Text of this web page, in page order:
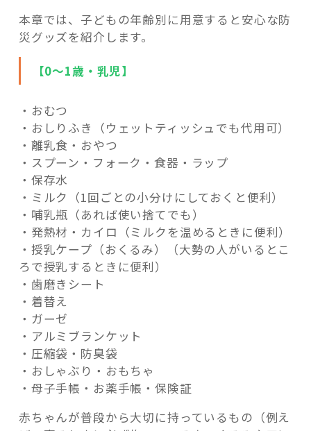
本章では、子どもの年齢別に用意すると安心な防
災グッズを紹介します。
【0～1歳・乳児】
・おむつ
・おしりふき（ウェットティッシュでも代用可）
・離乳食・おやつ
・スプーン・フォーク・食器・ラップ
・保存水
・ミルク（1回ごとの小分けにしておくと便利）
・哺乳瓶（あれば使い捨てでも）
・発熱材・カイロ（ミルクを温めるときに便利）
・授乳ケープ（おくるみ）（大勢の人がいるとこ
ろで授乳するときに便利）
・歯磨きシート
・着替え
・ガーゼ
・アルミブランケット
・圧縮袋・防臭袋
・おしゃぶり・おもちゃ
・母子手帳・お薬手帳・保険証
赤ちゃんが普段から大切に持っているもの（例え